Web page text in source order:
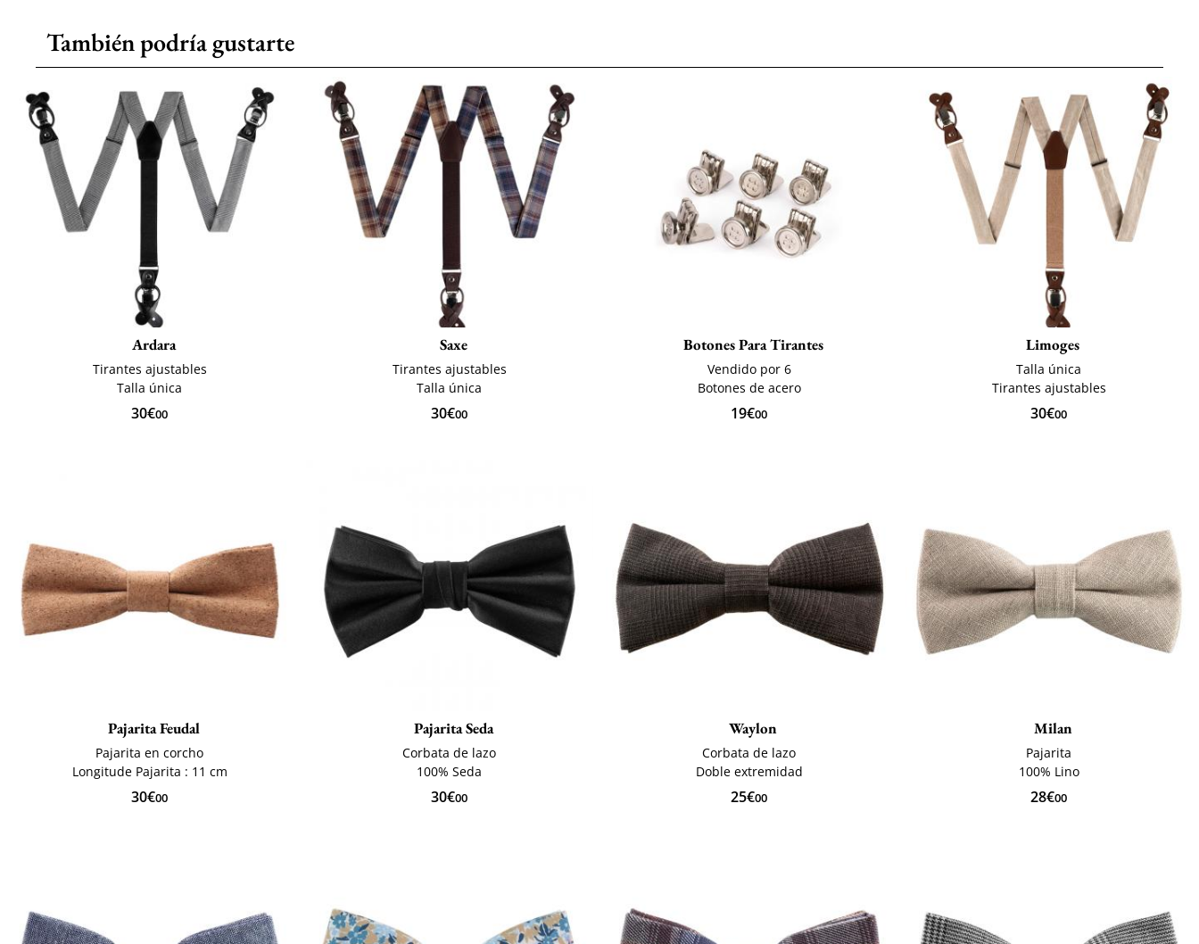
También podría gustarte
Ardara
Tirantes ajustables
Talla única
30€00
Saxe
Tirantes ajustables
Talla única
30€00
Botones Para Tirantes
Vendido por 6
Botones de acero
19€00
Limoges
Talla única
Tirantes ajustables
30€00
Pajarita Feudal
Pajarita en corcho
Longitude Pajarita : 11 cm
30€00
Pajarita Seda
Corbata de lazo
100% Seda
30€00
Waylon
Corbata de lazo
Doble extremidad
25€00
Milan
Pajarita
100% Lino
28€00